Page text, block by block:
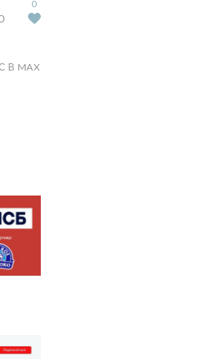
0
В MAX